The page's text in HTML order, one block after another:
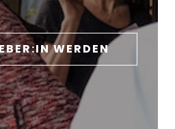
WERDEN